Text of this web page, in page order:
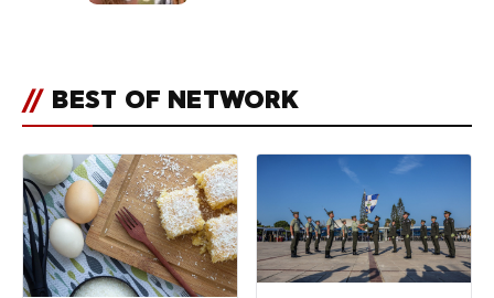
// BEST OF NETWORK